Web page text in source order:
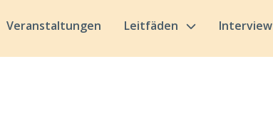
Veranstaltungen Leitfäden Interview